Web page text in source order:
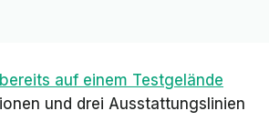
bereits auf einem Testgelände
und drei Ausstattungslinien